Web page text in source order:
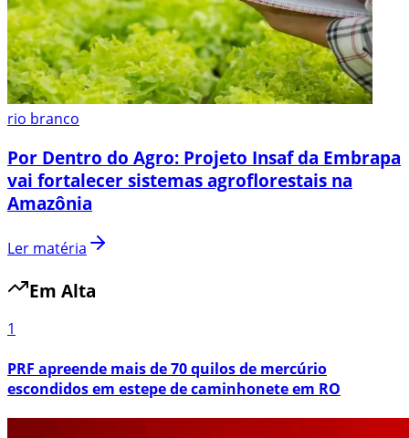
rio branco
Por Dentro do Agro: Projeto Insaf da Embrapa
vai fortalecer sistemas agroflorestais na
Amazônia
Ler matéria
Em Alta
1
PRF apreende mais de 70 quilos de mercúrio
escondidos em estepe de caminhonete em RO